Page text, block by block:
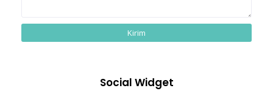
Social Widget